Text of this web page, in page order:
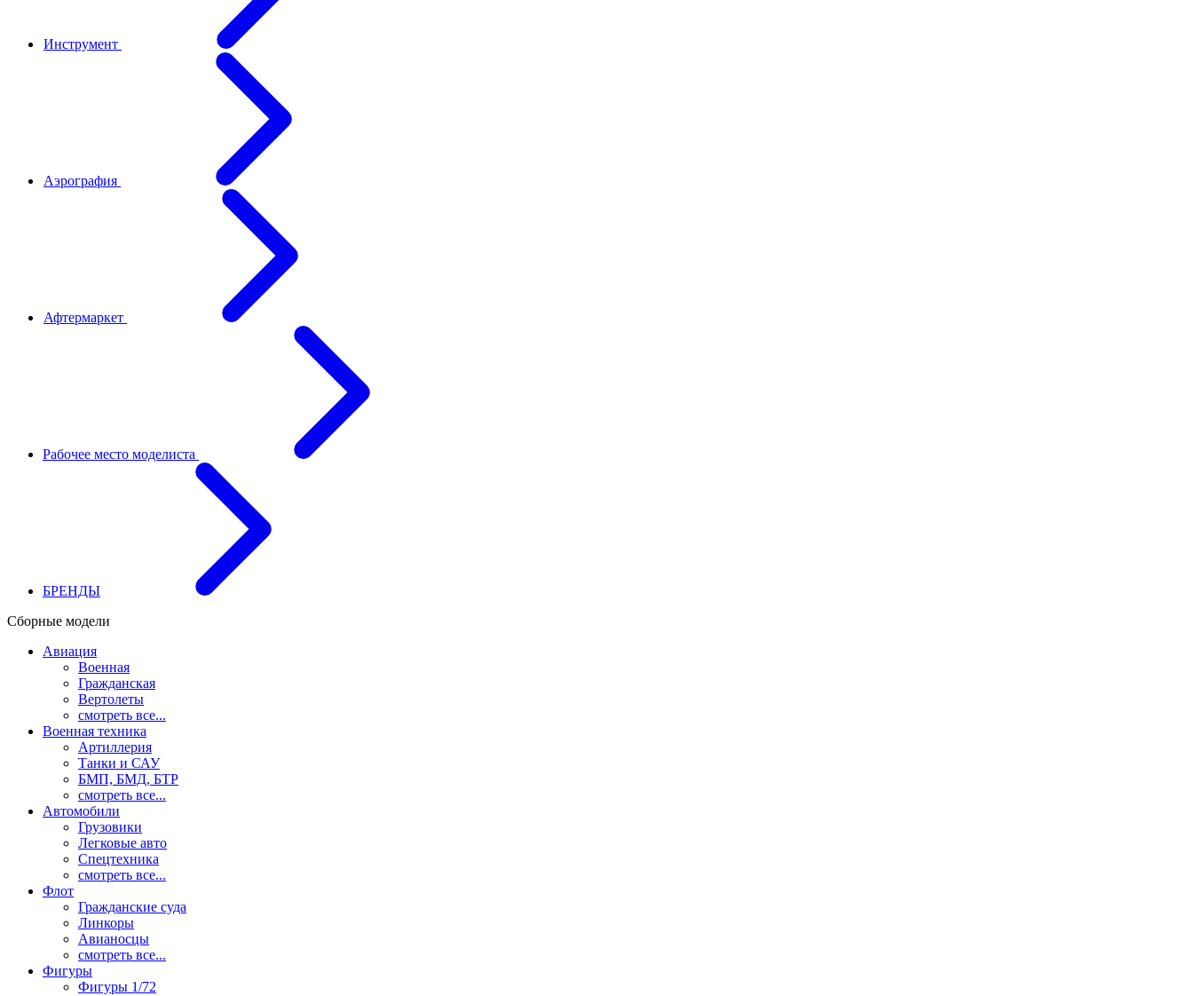
Инструмент
Аэрография
Афтермаркет
Рабочее место моделиста
БРЕНДЫ
Сборные модели
Авиация
Военная
Гражданская
Вертолеты
смотреть все...
Военная техника
Артиллерия
Танки и САУ
БМП, БМД, БТР
смотреть все...
Автомобили
Грузовики
Легковые авто
Спецтехника
смотреть все...
Флот
Гражданские суда
Линкоры
Авианосцы
смотреть все...
Фигуры
Фигуры 1/72